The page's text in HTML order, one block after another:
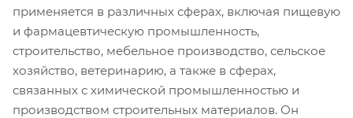
применяется в различных сферах, включая пищевую
и фармацевтическую промышленность,
строительство, мебельное производство, сельское
хозяйство, ветеринарию, а также в сферах,
связанных с химической промышленностью и
производством строительных материалов. Он